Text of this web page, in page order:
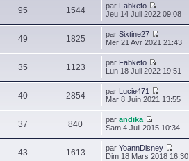
95 1544 par Fabketo
Jeu 14 Juil 2022 09:08
49 1825 par Sixtine27
Mer 21 Avr 2021 21:43
35 1123 par Fabketo
Lun 18 Juil 2022 19:51
40 2854 par Lucie471
Mar 8 Juin 2021 13:55
37 840 par andika
Sam 4 Juil 2015 10:34
43 1613 par YoannDisney
Dim 18 Mars 2018 16:30